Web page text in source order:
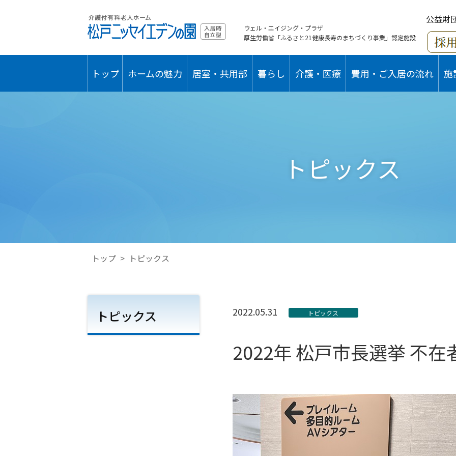
公益財
ウェル・エイジング・プラザ
厚生労働省「ふるさと21健康長寿のまちづくり事業」認定施設
トップ ホームの魅力 居室・共用部 暮らし 介護・医療 費用・ご入居の流れ 施
トピックス
トップ > トピックス
2022.05.31 トピックス
2022年 松戸市長選挙 不在
トピックス